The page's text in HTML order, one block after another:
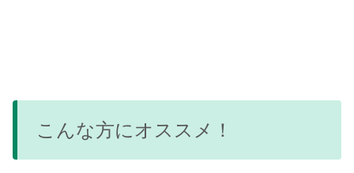
こんな方にオススメ！